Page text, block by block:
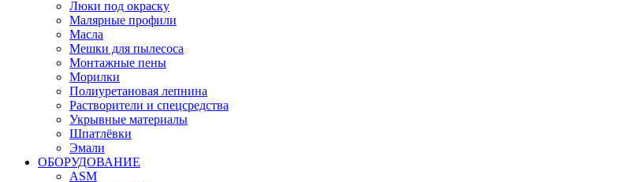
Люки под окраску
Малярные профили
Масла
Мешки для пылесоса
Монтажные пены
Морилки
Полиуретановая лепнина
Растворители и спецсредства
Укрывные материалы
Шпатлёвки
Эмали
ОБОРУДОВАНИЕ
ASM